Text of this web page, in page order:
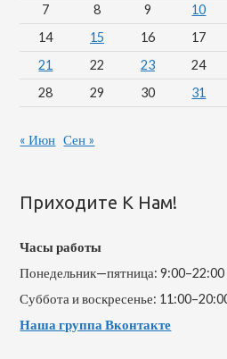
7
8 9 10
14
15 16 17
21
22 23 24
28
29 30 31
« Июн Сен »
Приходите К Нам!
Часы работы
Понедельник—пятница: 9:00–22:00
Суббота и воскресенье:
Наша группа Вконтакте